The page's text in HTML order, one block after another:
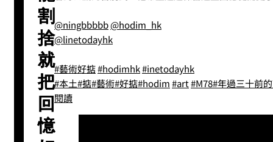
割
捨
就
把
回
憶
@ningbbbbb@hodim_hk
@linetodayhk
#藝術好掂#hodimhk#inetodayhk
#本土#掂#藝術#好掂#hodim#art#M78#年過三十前
閱讀